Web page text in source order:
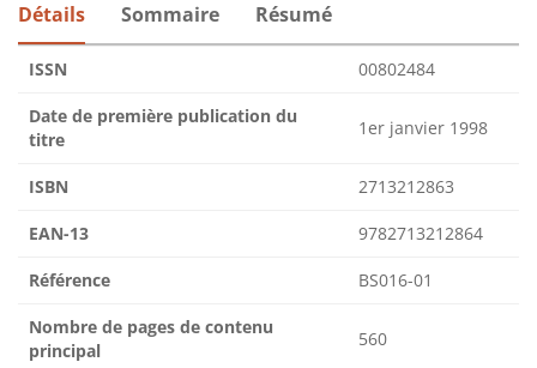
Détails Sommaire Résumé
ISSN 00802484
Date de première publication du
titre
1er janvier 1998
ISBN 2713212863
EAN-13 9782713212864
Référence BS016-01
Nombre de pages de contenu
principal
560